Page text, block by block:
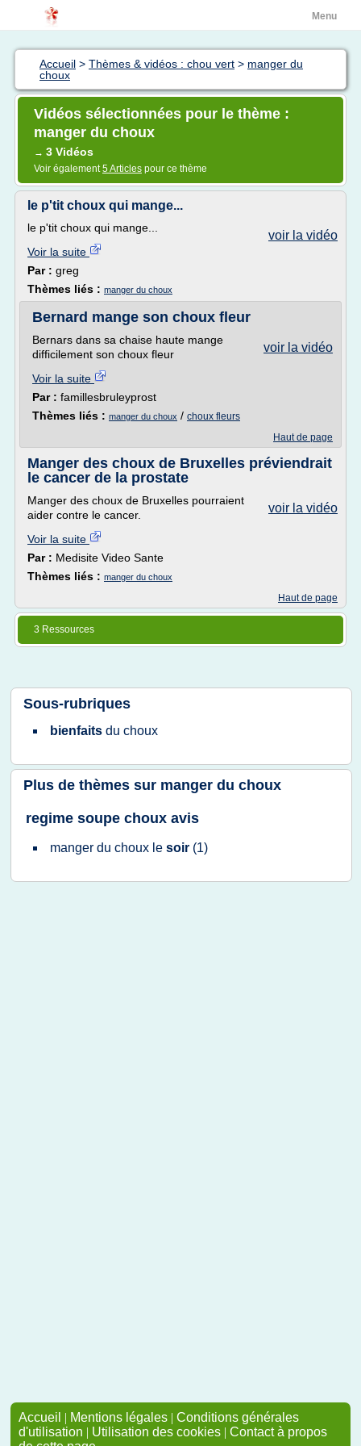
Menu
Accueil > Thèmes & vidéos : chou vert > manger du
choux
Vidéos sélectionnées pour le thème :
manger du choux
→ 3 Vidéos
Voir également5 Articles pour ce thème
le p'tit choux qui mange...
voir la vidéo
le p'tit choux qui mange...
Voir la suite
Par : greg
Thèmes liés : manger du choux
Bernard mange son choux fleur
voir la vidéo
Bernars dans sa chaise haute mange
difficilement son choux fleur
Voir la suite
Par : famillesbruleyprost
Thèmes liés : manger du choux / choux fleurs
Haut de page
Manger des choux de Bruxelles préviendrait
le cancer de la prostate
voir la vidéo
Manger des choux de Bruxelles pourraient
aider contre le cancer.
Voir la suite
Par : Medisite Video Sante
Thèmes liés : manger du choux
Haut de page
3 Ressources
Sous-rubriques
bienfaits du choux
Plus de thèmes sur manger du choux
regime soupe choux avis
manger du choux le soir (1)
Accueil | Mentions légales | Conditions générales
d'utilisation | Utilisation des cookies | Contact à propos